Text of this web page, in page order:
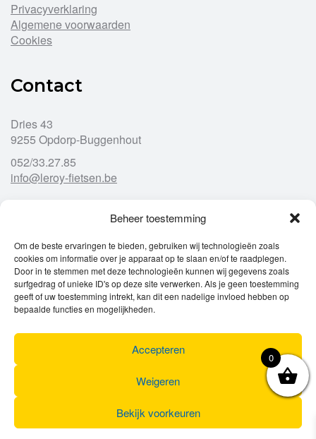
Beheer toestemming
Om de beste ervaringen te bieden, gebruiken wij technologieën zoals
cookies om informatie over je apparaat op te slaan en/of te raadplegen.
Door in te stemmen met deze technologieën kunnen wij gegevens zoals
surfgedrag of unieke ID's op deze site verwerken. Als je geen toestemming
geeft of uw toestemming intrekt, kan dit een nadelige invloed hebben op
bepaalde functies en mogelijkheden.
Accepteren
Weigeren
Bekijk voorkeuren
Privacyverklaring
Algemene voorwaarden
Cookies
Contact
Dries 43
9255 Opdorp-Buggenhout
052/33.27.85
info@leroy-fietsen.be
Openingsuren
Ma
gesloten
Di
9u – 12u
13u – 18u00
Wo
9u – 12u
13u – 18u00
Do
9u – 12u
13u – 18u00
Za
0